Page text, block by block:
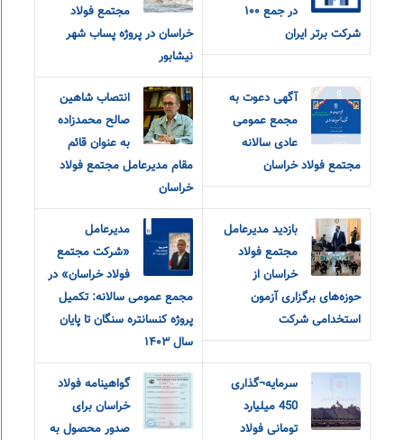
در جمع ۱۰۰
شرکت برتر ایران
مجتمع فولاد
خراسان در پروژه پساب شهر
نیشابور
آگهی دعوت به
مجمع عمومی
عادی سالانه
مجتمع فولاد خراسان
انتصاب شاهین
صالح محمدزاده
به عنوان قائم
مقام مدیرعامل مجتمع فولاد
خراسان
بازدید مدیرعامل
مجتمع فولاد
خراسان از
حوزه‌های برگزاری آزمون
استخدامی شرکت
مدیرعامل
«شرکت مجتمع
فولاد خراسان» در
مجمع عمومی سالانه: تکمیل
پروژه کنسانتره سنگان تا پایان
سال ۱۴۰۳
سرمایه¬گذاری
450 میلیارد
تومانی فولاد
گواهینامه فولاد
خراسان برای
صدور محصول به